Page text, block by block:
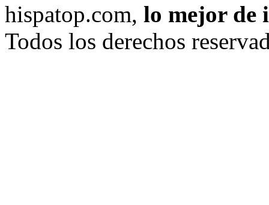
hispatop.com, lo mejor de
Todos los derechos